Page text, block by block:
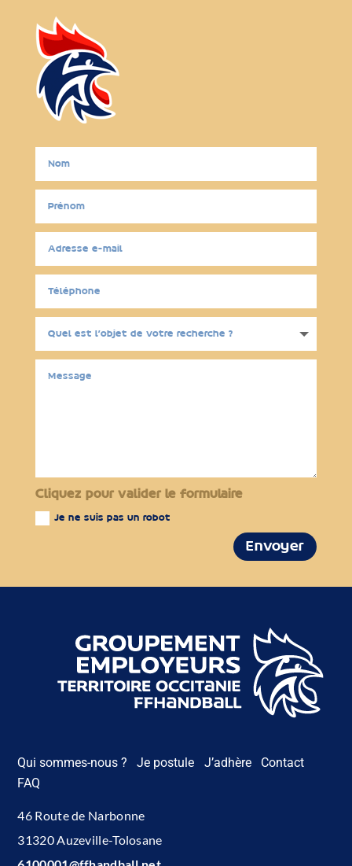
Cliquez pour valider le formulaire
Je ne suis pas un robot
Envoyer
Qui sommes-nous ? Je postule J’adhère
Contact
FAQ
46 Route de Narbonne
31320 Auzeville-Tolosane